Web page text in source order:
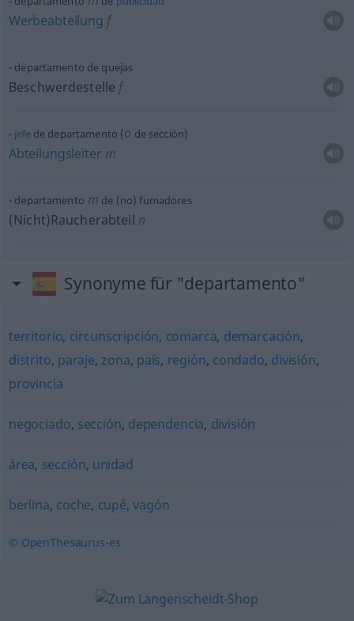
Werbeabteilung f
departamento de quejas
Beschwerdestelle f
jefede departamento (o de sección)
Abteilungsleiter m
departamento m de (no) fumadores
(Nicht)Raucherabteil n
Synonyme für "departamento"
territorio, circunscripción, comarca, demarcación,
distrito, paraje, zona, país, región, condado, división,
provincia
negociado, sección, dependencia, división
área, sección, unidad
berlina, coche, cupé,vagón
© OpenThesaurus-es